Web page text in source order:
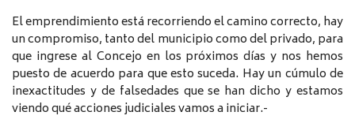
El emprendimiento está recorriendo el camino correcto, hay
un compromiso, tanto del municipio como del privado, para
que ingrese al Concejo en los próximos días y nos hemos
puesto de acuerdo para que esto suceda. Hay un cúmulo de
inexactitudes y de falsedades que se han dicho y estamos
viendo qué acciones judiciales vamos a iniciar.-